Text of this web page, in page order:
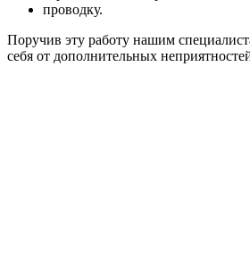
проводку.
Поручив эту работу нашим
себя от дополнительных